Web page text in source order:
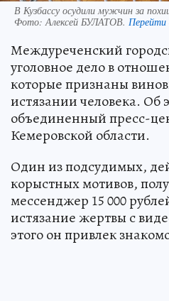
В Кузбассу осудили мужчин за
Фото:Алексей БУЛАТОВ.
Междуреченский
уголовное дело в
которые признаны
истязании человека. Об
объединенный пресс-
Кемеровской области.
Один из подсудимых,
корыстных мотивов,
мессенджер 15 000
истязание жертвы с
этого он привлек